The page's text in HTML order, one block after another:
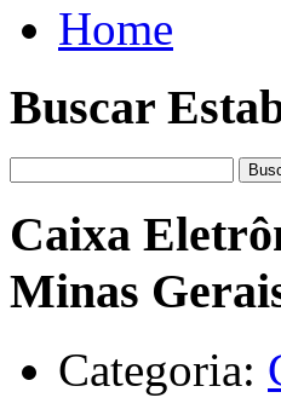
Home
Buscar
Caixa
Minas
Categoria: